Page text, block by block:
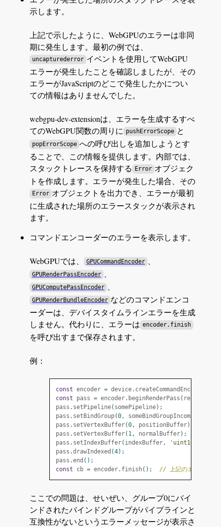
示します。
上記で示したように、WebGPUのエラーは非同
期に発生します。最初の例では、
uncapturederror イベントを使用してWebGPU
エラーが発生したことを確認しましたが、その
エラーがJavaScriptのどこで発生したかについ
ての情報はありませんでした。
webgpu-dev-extensionは、エラーを生成するすべ
てのWebGPU関数の周りに pushErrorScope と
popErrorScope への呼び出しを追加しようとす
ることで、この情報を提供します。内部では、
スタックトレースを保持する
Error オブジェク
トを作成します。エラーが発生した場合、その
Error オブジェクトを出力でき、エラーが最初
に生成された場所のエラースタックが表示され
ます。
コマンドエンコーダーのエラーを表示します。
WebGPUでは、 GPUCommandEncoder 、
GPURenderPassEncoder 、
GPUComputePassEncoder 、
GPURenderBundleEncoder などのコマンドエンコ
ーダーは、デバイスタイムラインエラーを生成
しません。代わりに、エラーは encoder.finish
を呼び出すまで保存されます。
例：
const encoder = device. createCommandEncoder
const pass = encoder. beginRenderPass (
pass . setPipeline( somePipeline);
pass . setBindGroup(0 ,
pass . setVertexBuffer(0 , positionBuffer);
pass . setVertexBuffer( 1 , normalBuffer);
pass . setIndexBuffer( indexBuffer , 'uint16'
pass .drawIndexed (4);
pass .end ();
const cb = encoder. finish(); // 上記のエラーはこ
ここでの問題は、せいぜい、グループ0にバイ
ンドされたバインドグループがパイプラインと
互換性がないというエラーメッセージが表示さ